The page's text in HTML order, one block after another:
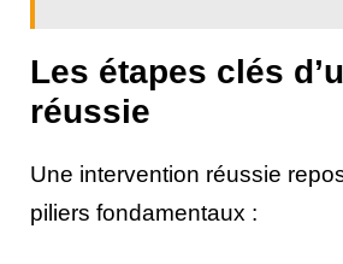
Les étapes clés
réussie
Une intervention réussie
piliers fondamentaux :